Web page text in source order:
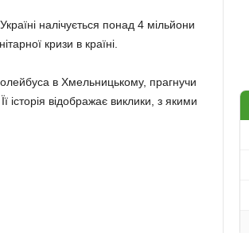
налічується понад 4 мільйони
кризи в країні.
в Хмельницькому, прагнучи
історія відображає виклики, з якими